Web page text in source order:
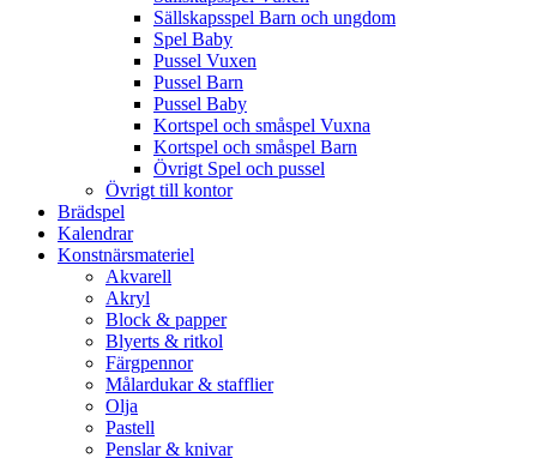
Sällskapsspel Barn och ungdom
Spel Baby
Pussel Vuxen
Pussel Barn
Pussel Baby
Kortspel och småspel Vuxna
Kortspel och småspel Barn
Övrigt Spel och pussel
Övrigt till kontor
Brädspel
Kalendrar
Konstnärsmateriel
Akvarell
Akryl
Block & papper
Blyerts & ritkol
Färgpennor
Målardukar & stafflier
Olja
Pastell
Penslar & knivar